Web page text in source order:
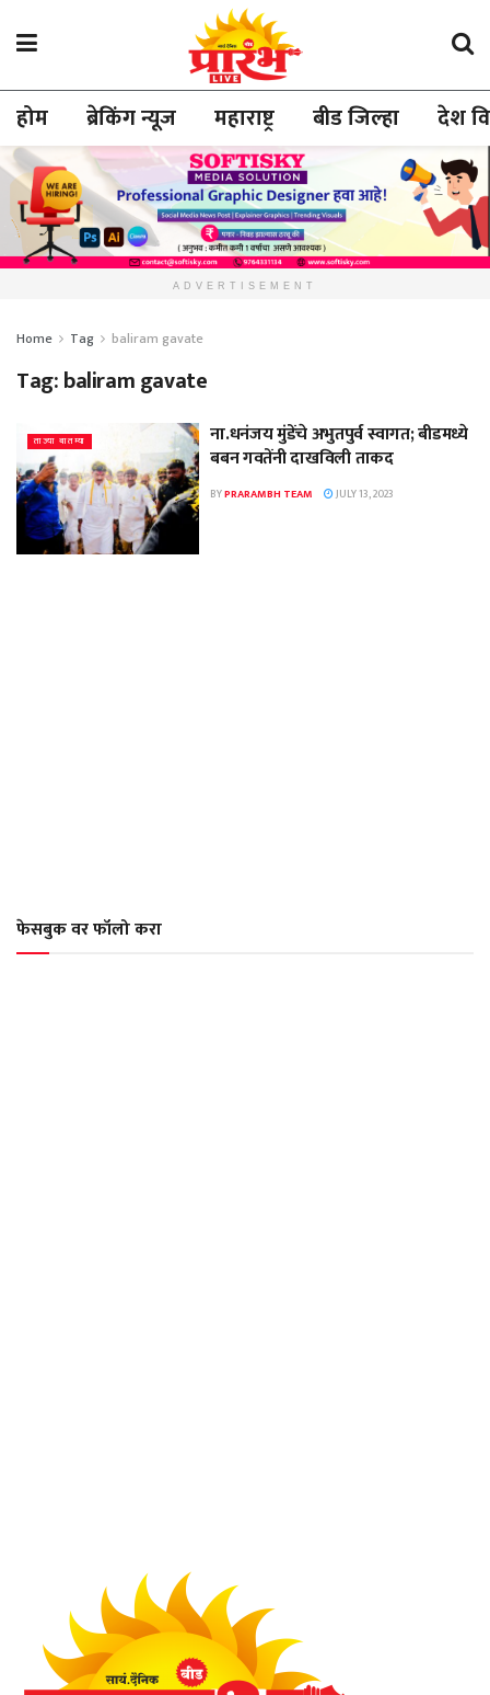
होम ब्रेकिंग न्यूज महाराष्ट्र बीड जिल्हा देश
ADVERTISEMENT
Home Tag baliram gavate
Tag:baliram gavate
ताज्या बातम्या
ना.धनंजय मुंडेंचे अभुतपुर्व स्वागत; बीडमध्ये
बबन गवतेंनी दाखविली ताकद
BYPRARAMBH TEAM JULY 13, 2023
फेसबुक वर फॉलो करा